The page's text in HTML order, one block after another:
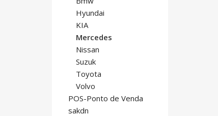
Hyundai
KIA
Mercedes
Nissan
Suzuk
Toyota
Volvo
POS-Ponto de Venda
sakdn